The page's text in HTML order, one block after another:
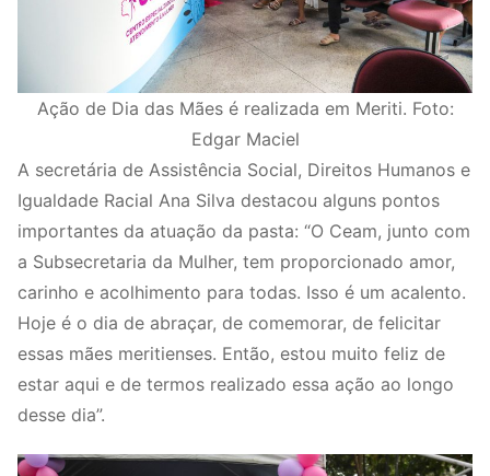
Ação de Dia das Mães é realizada em Meriti. Foto:
Edgar Maciel
A secretária de Assistência Social, Direitos Humanos e
Igualdade Racial Ana Silva destacou alguns pontos
importantes da atuação da pasta: “O Ceam, junto com
a Subsecretaria da Mulher, tem proporcionado amor,
carinho e acolhimento para todas. Isso é um acalento.
Hoje é o dia de abraçar, de comemorar, de felicitar
essas mães meritienses. Então, estou muito feliz de
estar aqui e de termos realizado essa ação ao longo
desse dia”.